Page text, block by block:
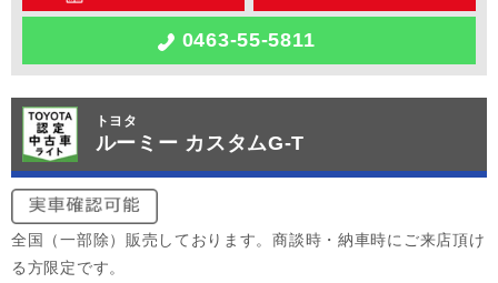
0463-55-5811
トヨタ
ルーミー カスタムG-T
全国（一部除）販売しております。商談時・納車時にご来店頂け
る方限定です。